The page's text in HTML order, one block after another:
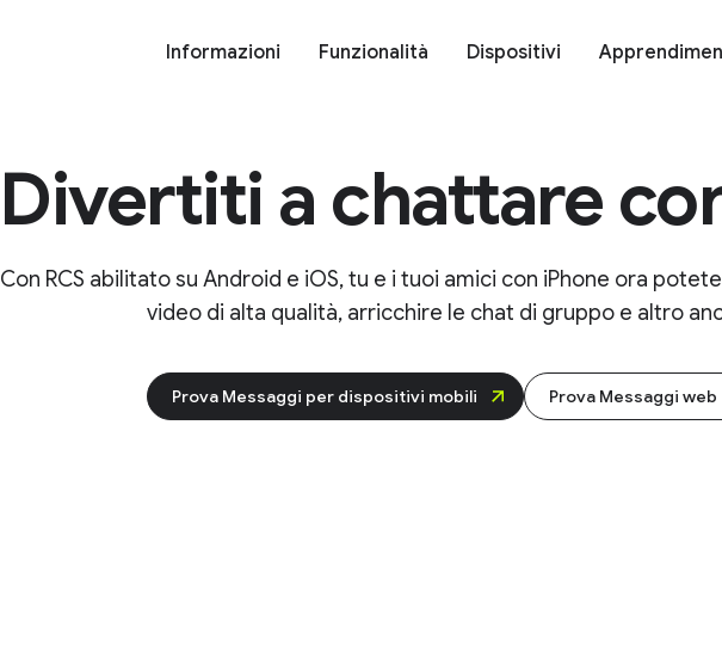
Informazioni Funzionalità Dispositivi
Conversazioni criptate, indipendentemente dallo smartphone.
Divertiti a chattare
Con RCS abilitato su Android e iOS, tu e i tuoi amici con iPhone ora
video di alta qualità, arricchire le chat di gruppo e altro
Prova Messaggi per dispositivi mobili Prova Messaggi web